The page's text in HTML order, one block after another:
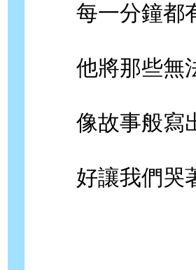
每一分鐘都有
他將那些無
像故事般寫
好讓我們哭著